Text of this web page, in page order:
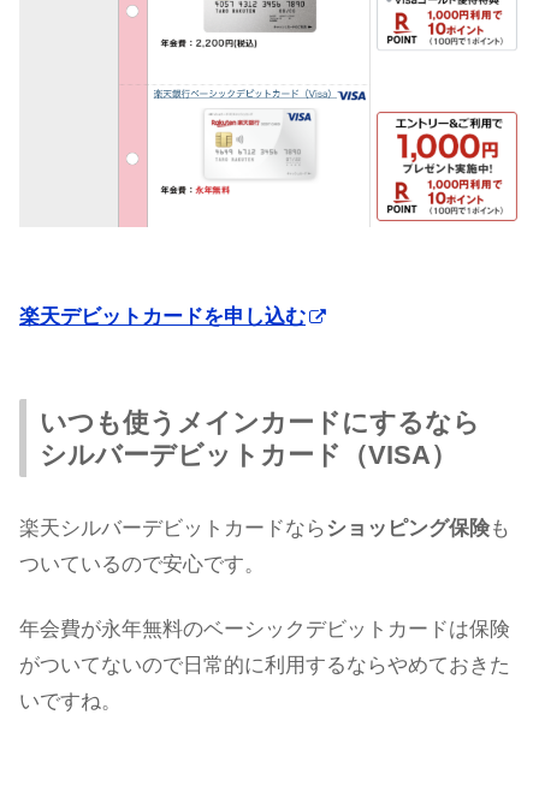
楽天デビットカードを申し込む
いつも使うメインカードにするなら
シルバーデビットカード（VISA）
楽天シルバーデビットカードなら ショッピング保険も
ついているので安心です。
年会費が永年無料のベーシックデビットカードは保険
がついてないので日常的に利用するならやめておきた
いですね。